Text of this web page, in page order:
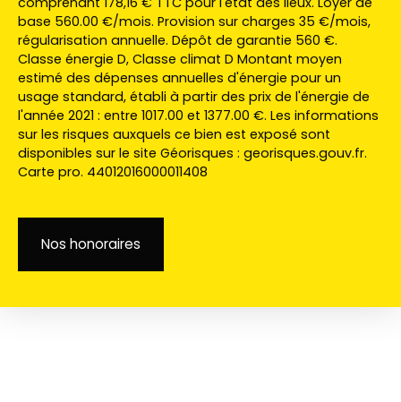
base 560.00 €/mois. Provision sur charges 35 €/mois,
régularisation annuelle. Dépôt de garantie 560 €.
Classe énergie D, Classe climat D Montant moyen
estimé des dépenses annuelles d'énergie pour un
usage standard, établi à partir des prix de l'énergie de
l'année 2021 : entre 1017.00 et 1377.00 €. Les informations
sur les risques auxquels ce bien est exposé sont
disponibles sur le site Géorisques : georisques.gouv.fr.
Carte pro. 44012016000011408
Nos honoraires